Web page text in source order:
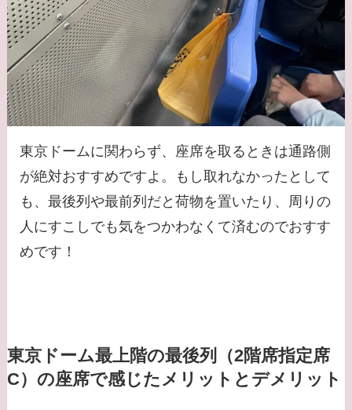
東京ドームに関わらず、座席を取るときは通路側
が絶対おすすめですよ。もし取れなかったとして
も、最後列や最前列だと荷物を置いたり、周りの
人にすこしでも気をつかわなくて済むのでおすす
めです！
東京ドーム最上階の最後列（2階席指定席
C）の座席で感じたメリットとデメリット